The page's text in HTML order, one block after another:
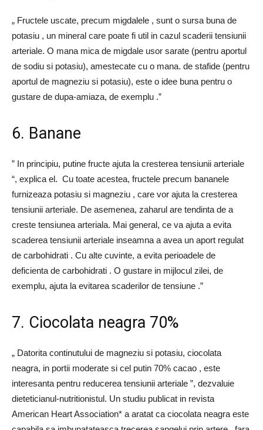
„ Fructele uscate, precum migdalele , sunt o sursa buna de
potasiu , un mineral care poate fi util in cazul scaderii tensiunii
arteriale. O mana mica de migdale usor sarate (pentru aportul
de sodiu si potasiu), amestecate cu o mana. de stafide (pentru
aportul de magneziu si potasiu), este o idee buna pentru o
gustare de dupa-amiaza, de exemplu .”
6. Banane
” In principiu, putine fructe ajuta la cresterea tensiunii arteriale
“, explica el. Cu toate acestea, fructele precum bananele
furnizeaza potasiu si magneziu , care vor ajuta la cresterea
tensiunii arteriale. De asemenea, zaharul are tendinta de a
creste tensiunea arteriala. Mai general, ce va ajuta a evita
scaderea tensiunii arteriale inseamna a avea un aport regulat
de carbohidrati . Cu alte cuvinte, a evita perioadele de
deficienta de carbohidrati . O gustare in mijlocul zilei, de
exemplu, ajuta la evitarea scaderilor de tensiune .”
7. Ciocolata neagra 70%
„ Datorita continutului de magneziu si potasiu, ciocolata
neagra, in portii moderate si cel putin 70% cacao , este
interesanta pentru reducerea tensiunii arteriale ”, dezvaluie
dieteticianul-nutritionistul. Un studiu publicat in revista
American Heart Association* a aratat ca ciocolata neagra este